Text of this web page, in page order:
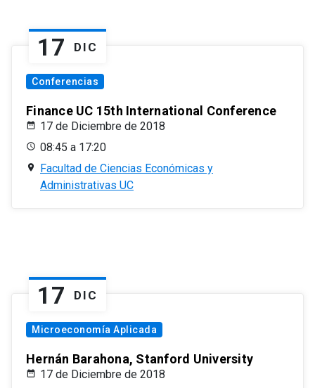
17 DIC
Conferencias
Finance UC 15th International Conference
17 de Diciembre de 2018
08:45 a 17:20
Facultad de Ciencias Económicas y
Administrativas UC
17 DIC
Microeconomía Aplicada
Hernán Barahona, Stanford University
17 de Diciembre de 2018